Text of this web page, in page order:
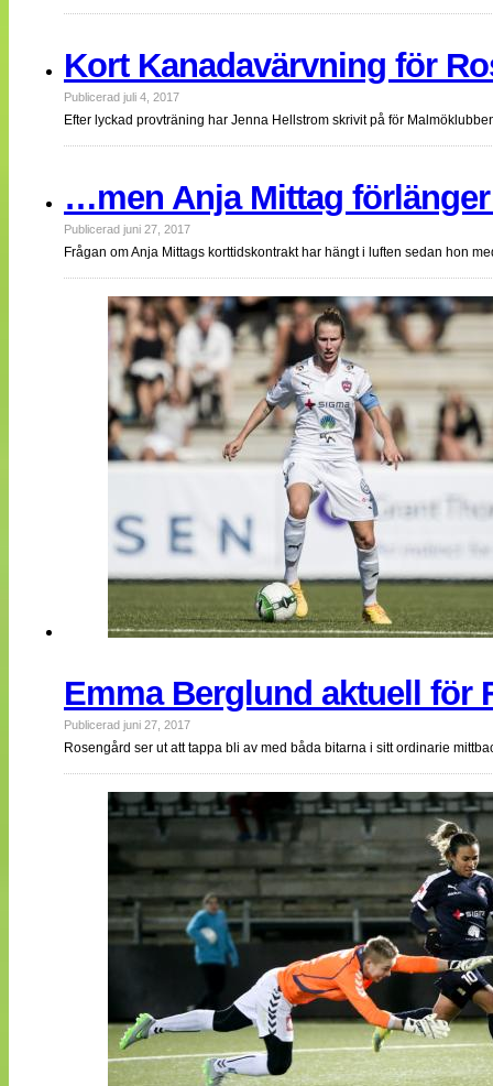
Statistik
Kontakt
Kort Kanadavärvning för
Publicerad juli 4, 2017
Efter lyckad provträning har Jenna Hellstrom skrivit på för
…men Anja Mittag
Publicerad juni 27, 2017
Frågan om Anja Mittags korttidskontrakt har hängt i luften sedan hon
Emma Berglund aktuell för
Publicerad juni 27, 2017
Rosengård ser ut att tappa bli av med båda bitarna i sitt ordinarie